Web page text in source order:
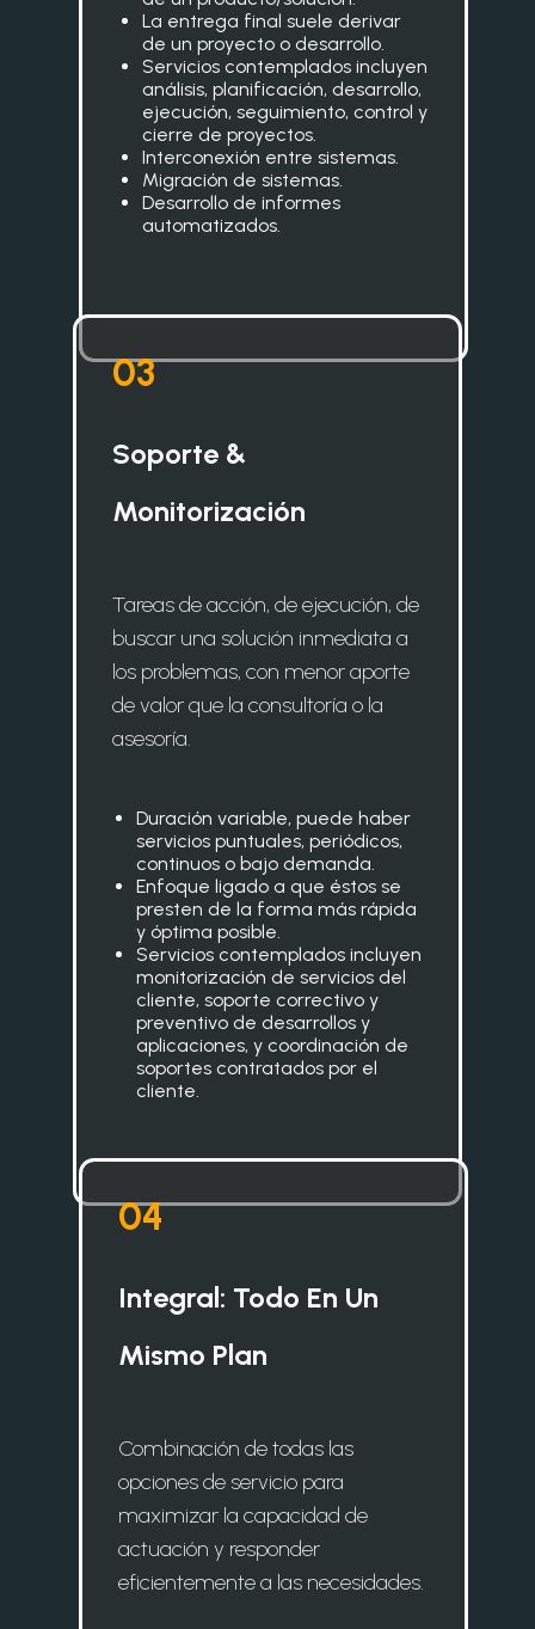
La entrega final suele derivar
de un proyecto o desarrollo.
Servicios contemplados incluyen
análisis, planificación, desarrollo,
ejecución, seguimiento, control y
cierre de proyectos.
Interconexión entre sistemas.
Migración de sistemas.
Desarrollo de informes
automatizados.
03
Soporte &
Monitorización
Tareas de acción, de ejecución, de
buscar una solución inmediata a
los problemas, con menor aporte
de valor que la consultoría o la
asesoría.
Duración variable, puede haber
servicios puntuales, periódicos,
continuos o bajo demanda.
Enfoque ligado a que éstos se
presten de la forma más rápida
y óptima posible.
Servicios contemplados incluyen
monitorización de servicios del
cliente, soporte correctivo y
preventivo de desarrollos y
aplicaciones, y coordinación de
soportes contratados por el
cliente.
04
Integral: Todo En Un
Mismo Plan
Combinación de todas las
opciones de servicio para
maximizar la capacidad de
actuación y responder
eficientemente a las necesidades.